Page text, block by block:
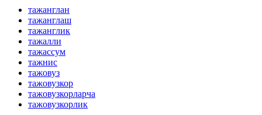
тажанглан
тажанглаш
тажанглик
тажалли
тажассум
тажнис
тажовуз
тажовузкор
тажовузкорларча
тажовузкорлик